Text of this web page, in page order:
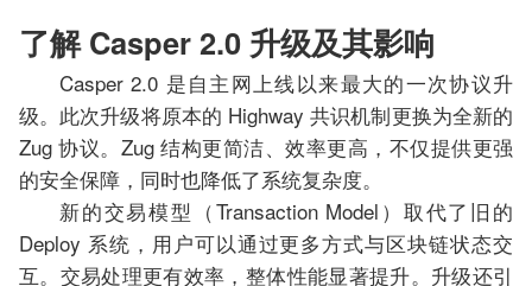
了解 Casper 2.0 升级及其影响
Casper 2.0 是自主网上线以来最大的一次协议升
级。此次升级将原本的 Highway 共识机制更换为全新的
Zug 协议。Zug 结构更简洁、效率更高，不仅提供更强
的安全保障，同时也降低了系统复杂度。
新的交易模型（Transaction Model）取代了旧的
Deploy 系统，用户可以通过更多方式与区块链状态交
互。交易处理更有效率，整体性能显著提升。升级还引